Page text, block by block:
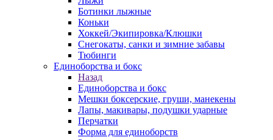
Ботинки лыжные
Коньки
Хоккей/Экипировка/Клюшки
Снегокаты, санки и зимние забавы
Тюбинги
Единоборства и бокс
Назад
Единоборства и бокс
Мешки боксерские, груши, манекены
Лапы, макивары, подушки ударные
Перчатки
Форма для единоборств